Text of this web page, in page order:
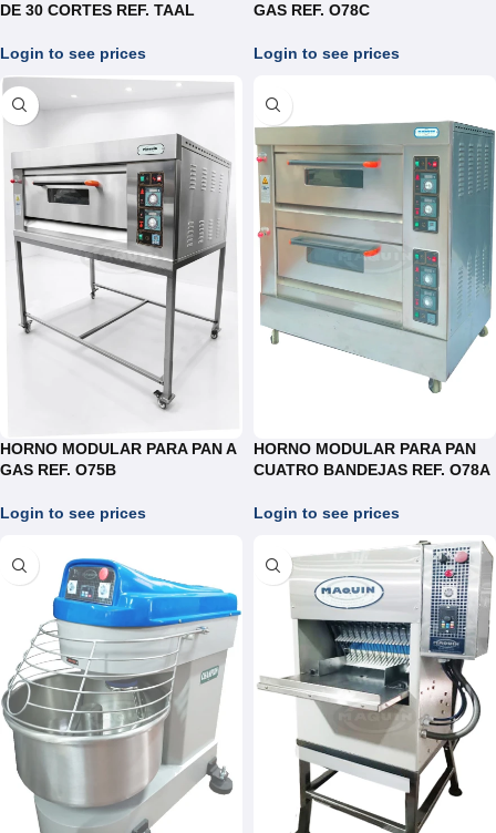
DE 30 CORTES REF. TAAL
Login to see prices
GAS REF. O78C
Login to see prices
HORNO MODULAR PARA PAN A
GAS REF. O75B
Login to see prices
HORNO MODULAR PARA PAN
CUATRO BANDEJAS REF. O78A
Login to see prices